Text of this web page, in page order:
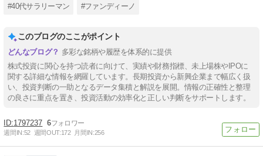
#40代サラリーマン #ファンディーノ
このブログのここがポイント
多彩な銘柄や履歴を体系的に提供
株式投資に関心を持つ読者に向けて、実績や財務指標、未上場株やIPOに
関する詳細な情報を網羅しています。長期投資から新興企業まで幅広く扱
い、投資判断の一助となるデータ集積と解説を展開。情報の正確性と整理
の良さに重点を置き、投資活動の効率化と正しい判断をサポートします。
1797237 6
週間IN:52 週間OUT:172 月間IN:256